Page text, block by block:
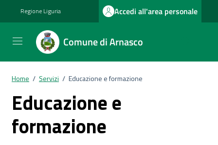
Regione Liguria Accedi all'area personale
Comune di Arnasco
Home / Servizi / Educazione e formazione
Educazione e
formazione